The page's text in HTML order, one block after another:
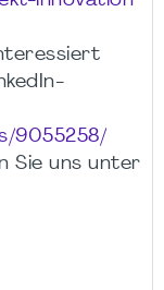
9055258/
Sie uns unter